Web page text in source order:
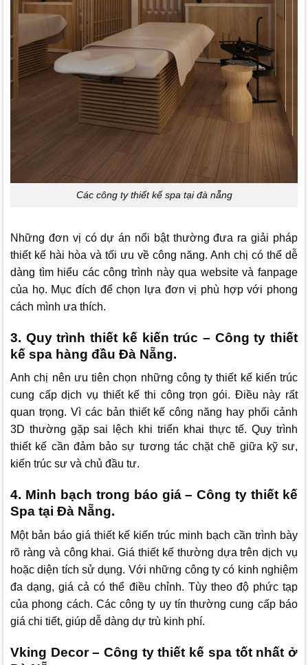
Các công ty thiết kế spa tại đà nẵng
Những đơn vị có dự án nổi bật thường đưa ra giải pháp
thiết kế hài hòa và tối ưu về công năng. Anh chị có thể dễ
dàng tìm hiểu các công trình này qua website và fanpage
của họ. Mục đích để chọn lựa đơn vị phù hợp với phong
cách mình ưa thích.
3. Quy trình thiết kế kiến trúc – Công ty thiết
kế spa hàng đầu Đà Nẵng.
Anh chị nên ưu tiên chọn những công ty thiết kế kiến trúc
cung cấp dịch vụ thiết kế thi công trọn gói. Điều này rất
quan trọng. Vì các bản thiết kế công năng hay phối cảnh
3D thường gặp sai lệch khi triển khai thực tế. Quy trình
thiết kế cần đảm bảo sự tương tác chặt chẽ giữa kỹ sư,
kiến trúc sư và chủ đầu tư.
4. Minh bạch trong báo giá – Công ty thiết kế
Spa tại Đà Nẵng.
Một bản báo giá thiết kế kiến trúc minh bạch cần trình bày
rõ ràng và công khai. Giá thiết kế thường dựa trên dịch vụ
hoặc diện tích sử dụng. Với những công ty có kinh nghiệm
đa dạng, giá cả có thể điều chỉnh. Tùy theo độ phức tạp
của phong cách. Các công ty uy tín thường cung cấp báo
giá chi tiết, giúp dễ dàng dự trù kinh phí.
Vking Decor – Công ty thiết kế spa tốt nhất ở